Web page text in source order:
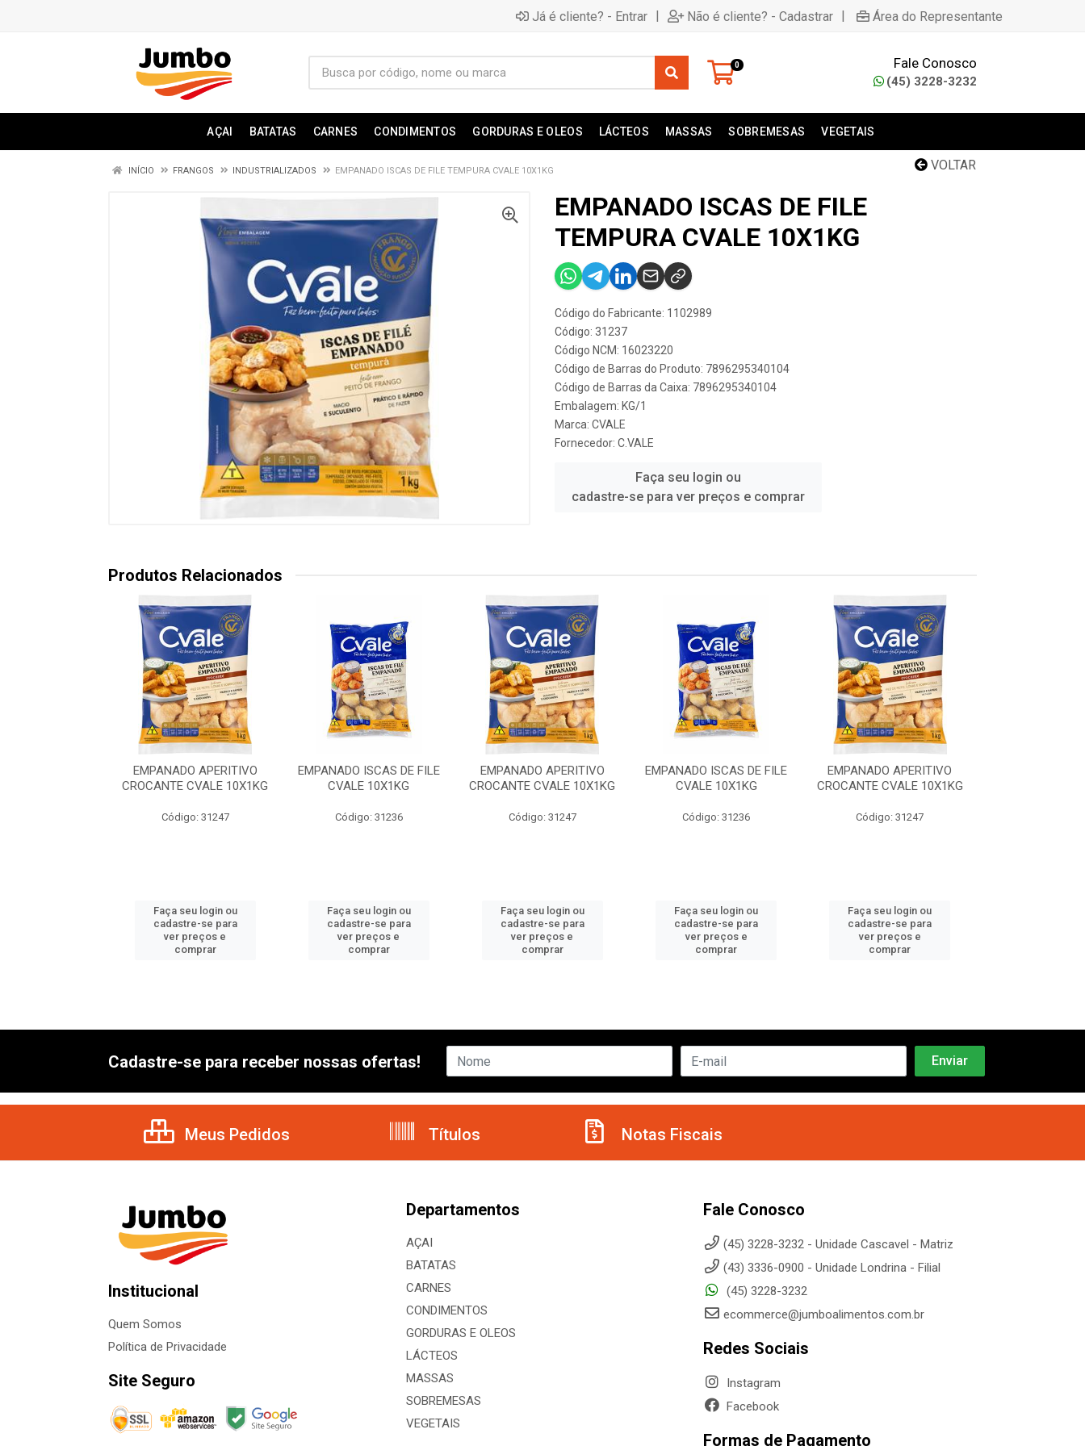
Já é cliente? - Entrar | Não é cliente? - Cadastrar | Área do Representante
0 Fale Conosco
(45) 3228-3232
AÇAI BATATAS CARNES CONDIMENTOS GORDURAS E OLEOS LÁCTEOS MASSAS SOBREMESAS VEGETAIS
VOLTAR
INÍCIO FRANGOS INDUSTRIALIZADOS EMPANADO ISCAS DE FILE TEMPURA CVALE 10X1KG
EMPANADO ISCAS DE FILE
TEMPURA CVALE 10X1KG
Código do Fabricante: 1102989
Código: 31237
Código NCM: 16023220
Código de Barras do Produto: 7896295340104
Código de Barras da Caixa: 7896295340104
Embalagem: KG/1
Marca: CVALE
Fornecedor: C.VALE
Faça seu login ou
cadastre-se para ver preços e comprar
Produtos Relacionados
EMPANADO APERITIVO
CROCANTE CVALE 10X1KG
Código: 31247
Faça seu login ou
cadastre-se para
ver preços e
comprar
EMPANADO ISCAS DE FILE
CVALE 10X1KG
Código: 31236
Faça seu login ou
cadastre-se para
ver preços e
comprar
EMPANADO APERITIVO
CROCANTE CVALE 10X1KG
Código: 31247
Faça seu login ou
cadastre-se para
ver preços e
comprar
EMPANADO ISCAS DE FILE
CVALE 10X1KG
Código: 31236
Faça seu login ou
cadastre-se para
ver preços e
comprar
EMPANADO APERITIVO
CROCANTE CVALE 10X1KG
Código: 31247
Faça seu login ou
cadastre-se para
ver preços e
comprar
Cadastre-se para receber nossas ofertas!
Meus Pedidos Títulos Notas Fiscais
Institucional
Quem Somos
Política de Privacidade
Site Seguro
Departamentos
AÇAI
BATATAS
CARNES
CONDIMENTOS
GORDURAS E OLEOS
LÁCTEOS
MASSAS
SOBREMESAS
VEGETAIS
Fale Conosco
(45) 3228-3232 - Unidade Cascavel - Matriz
(43) 3336-0900 - Unidade Londrina - Filial
(45) 3228-3232
ecommerce@jumboalimentos.com.br
Redes Sociais
Instagram
Facebook
Formas de Pagamento